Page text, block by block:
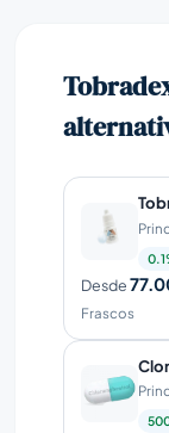
Desde
Frascos